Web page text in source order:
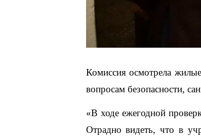
Комиссия осмотрела
вопросам безопасности,
«В ходе ежегодной
Отрадно видеть, что в